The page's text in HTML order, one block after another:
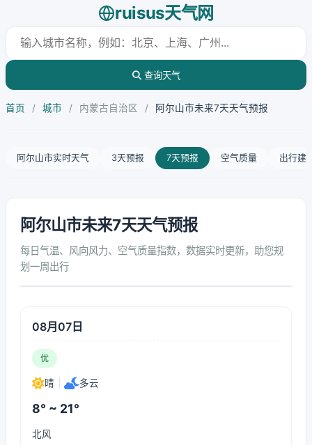
ruisus天气网
查询天气
首页 / 城市 / 内蒙古自治区 / 阿尔山市未来7天天气预报
阿尔山市实时天气 3天预报 7天预报 空气质量 出行建
阿尔山市未来7天天气预报
每日气温、风向风力、空气质量指数，数据实时更新，助您规
划一周出行
08月07日
优
晴 多云
8° ~ 21°
北风